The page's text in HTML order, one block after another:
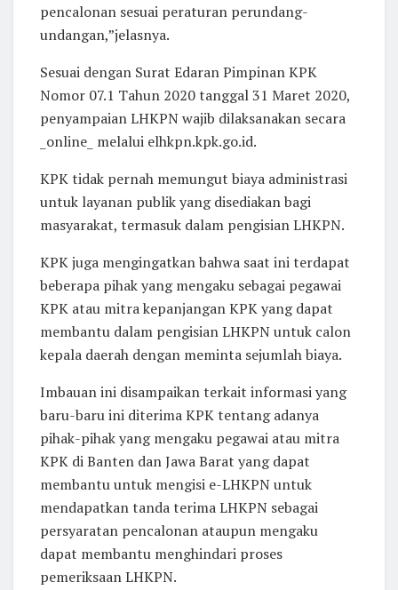
pencalonan sesuai peraturan perundang-
undangan,”jelasnya.
Sesuai dengan Surat Edaran Pimpinan KPK
Nomor 07.1 Tahun 2020 tanggal 31 Maret 2020,
penyampaian LHKPN wajib dilaksanakan secara
_online_ melalui elhkpn.kpk.go.id.
KPK tidak pernah memungut biaya administrasi
untuk layanan publik yang disediakan bagi
masyarakat, termasuk dalam pengisian LHKPN.
KPK juga mengingatkan bahwa saat ini terdapat
beberapa pihak yang mengaku sebagai pegawai
KPK atau mitra kepanjangan KPK yang dapat
membantu dalam pengisian LHKPN untuk calon
kepala daerah dengan meminta sejumlah biaya.
Imbauan ini disampaikan terkait informasi yang
baru-baru ini diterima KPK tentang adanya
pihak-pihak yang mengaku pegawai atau mitra
KPK di Banten dan Jawa Barat yang dapat
membantu untuk mengisi e-LHKPN untuk
mendapatkan tanda terima LHKPN sebagai
persyaratan pencalonan ataupun mengaku
dapat membantu menghindari proses
pemeriksaan LHKPN.